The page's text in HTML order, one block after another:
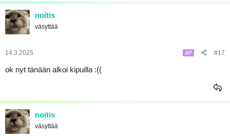
noitis
väsyttää
14.3.2025 AP #17
ok nyt tänään alkoi kipuilla :((
noitis
väsyttää